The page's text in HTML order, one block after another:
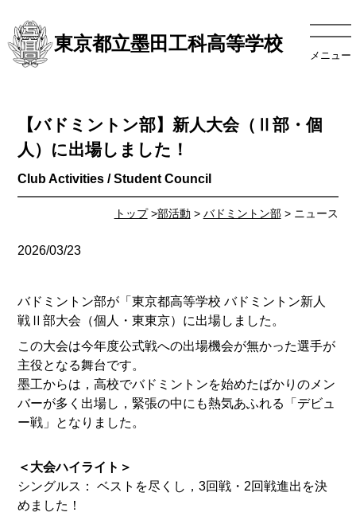
東京都立墨田工科高等学校
メニュー
トップ>部活動 > バドミントン部> ニュース
【バドミントン部】新人大会（Ⅱ部・個
人）に出場しました！
2026/03/23
バドミントン部が「東京都高等学校 バドミントン新人
戦Ⅱ部大会（個人・東東京）に出場しました。
この大会は今年度公式戦への出場機会が無かった選手が
主役となる舞台です。
墨工からは，高校でバドミントンを始めたばかりのメン
バーが多く出場し，緊張の中にも熱気あふれる「デビュ
ー戦」となりました。
＜大会ハイライト＞
シングルス： ベストを尽くし，3回戦・2回戦進出を決
めました！